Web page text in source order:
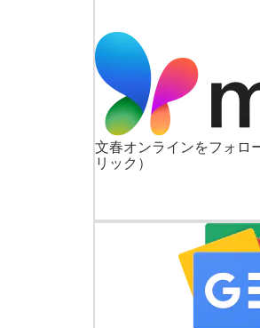
文春オンラインをフォロ
リック）